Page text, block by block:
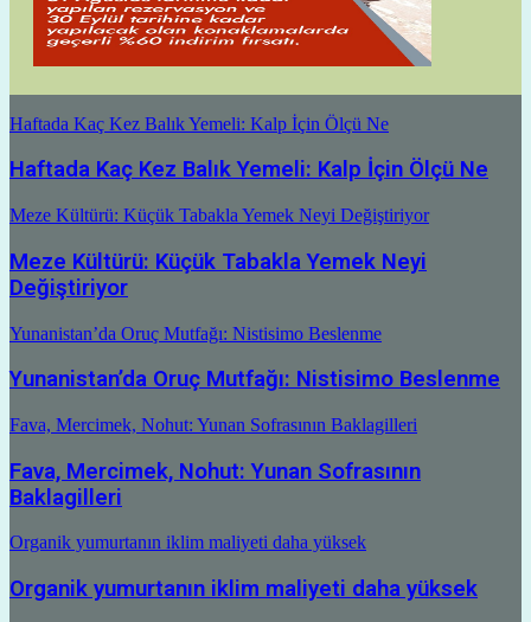
Haftada Kaç Kez Balık Yemeli: Kalp İçin Ölçü Ne
Haftada Kaç Kez Balık Yemeli: Kalp İçin Ölçü Ne
Meze Kültürü: Küçük Tabakla Yemek Neyi Değiştiriyor
Meze Kültürü: Küçük Tabakla Yemek Neyi
Değiştiriyor
Yunanistan’da Oruç Mutfağı: Nistisimo Beslenme
Yunanistan’da Oruç Mutfağı: Nistisimo Beslenme
Fava, Mercimek, Nohut: Yunan Sofrasının Baklagilleri
Fava, Mercimek, Nohut: Yunan Sofrasının
Baklagilleri
Organik yumurtanın iklim maliyeti daha yüksek
Organik yumurtanın iklim maliyeti daha yüksek